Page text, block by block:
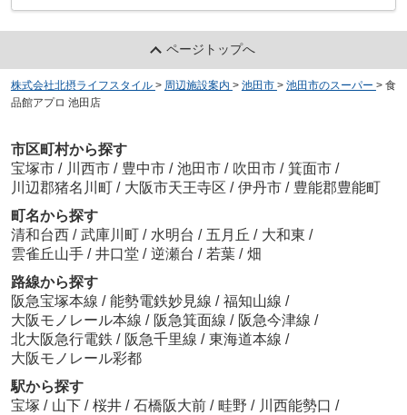
ページトップへ
株式会社北摂ライフスタイル > 周辺施設案内 > 池田市 > 池田市のスーパー > 食
品館アプロ 池田店
市区町村から探す
宝塚市 / 川西市 / 豊中市 / 池田市 / 吹田市 / 箕面市 /
川辺郡猪名川町 / 大阪市天王寺区 / 伊丹市 / 豊能郡豊能町
町名から探す
清和台西 / 武庫川町 / 水明台 / 五月丘 / 大和東 /
雲雀丘山手 / 井口堂 / 逆瀬台 / 若葉 / 畑
路線から探す
阪急宝塚本線 / 能勢電鉄妙見線 / 福知山線 /
大阪モノレール本線 / 阪急箕面線 / 阪急今津線 /
北大阪急行電鉄 / 阪急千里線 / 東海道本線 /
大阪モノレール彩都
駅から探す
宝塚 / 山下 / 桜井 / 石橋阪大前 / 畦野 / 川西能勢口 /